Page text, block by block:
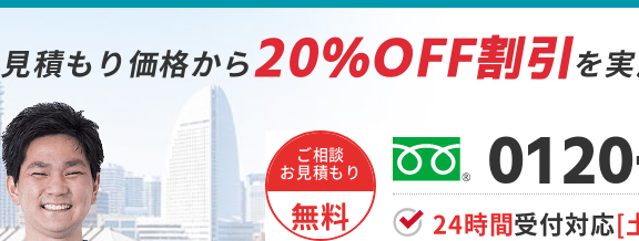
見積もり価格から20%OFF割引を
ご相談
お見積もり
無料 24時間受付対応[